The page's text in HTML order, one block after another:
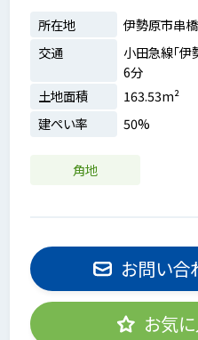
所在地
伊勢原市串橋
交通
小田急線「
6分
土地面積
163.53m²
建ぺい率
50%
角地
お問い合
お気